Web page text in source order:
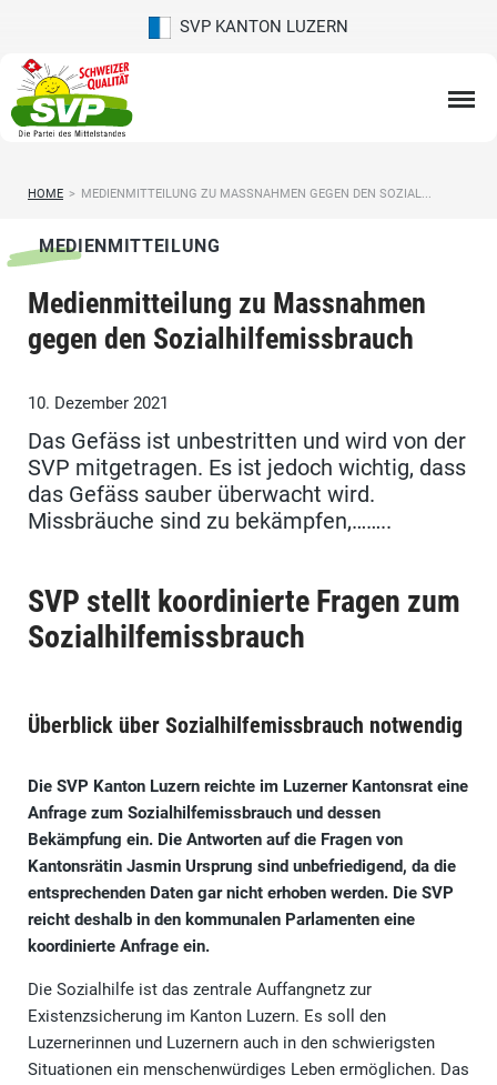
SVP KANTON LUZERN
HOME > MEDIENMITTEILUNG ZU MASSNAHMEN GEGEN DEN SOZIAL...
MEDIENMITTEILUNG
Medienmitteilung zu Massnahmen
gegen den Sozialhilfemissbrauch
10. Dezember 2021
Das Gefäss ist unbestritten und wird von der
SVP mitgetragen. Es ist jedoch wichtig, dass
das Gefäss sauber überwacht wird.
Missbräuche sind zu bekämpfen,……..
SVP stellt koordinierte Fragen zum
Sozialhilfemissbrauch
Überblick über Sozialhilfemissbrauch notwendig
Die SVP Kanton Luzern reichte im Luzerner Kantonsrat eine
Anfrage zum Sozialhilfemissbrauch und dessen
Bekämpfung ein. Die Antworten auf die Fragen von
Kantonsrätin Jasmin Ursprung sind unbefriedigend, da die
entsprechenden Daten gar nicht erhoben werden. Die SVP
reicht deshalb in den kommunalen Parlamenten eine
koordinierte Anfrage ein.
Die Sozialhilfe ist das zentrale Auffangnetz zur
Existenzsicherung im Kanton Luzern. Es soll den
Luzernerinnen und Luzernern auch in den schwierigsten
Situationen ein menschenwürdiges Leben ermöglichen. Das